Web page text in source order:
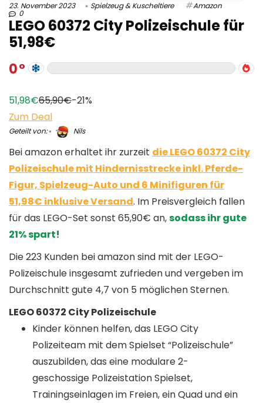
23. November 2023 Spielzeug & Kuscheltiere Amazon
0
LEGO 60372 City Polizeischule für
51,98€
0
51,98€65,90€-21%
Zum Deal
Geteilt von: Nils
Bei amazon erhaltet ihr zurzeit die LEGO 60372 City
Polizeischule mit Hindernisstrecke inkl. Pferde-
Figur, Spielzeug-Auto und 6 Minifiguren für
51,98€ inklusive Versand. Im Preisvergleich fallen
für das LEGO-Set sonst 65,90€ an,sodass ihr gute
21% spart!
Die 223 Kunden bei amazon sind mit der LEGO-
Polizeischule insgesamt zufrieden und vergeben im
Durchschnitt gute 4,7 von 5 möglichen Sternen.
LEGO 60372 City Polizeischule
Kinder können helfen, das LEGO City
Polizeiteam mit dem Spielset “Polizeischule”
auszubilden, das eine modulare 2-
geschossige Polizeistation Spielset,
Trainingseinlagen im Freien, ein Quad und ein